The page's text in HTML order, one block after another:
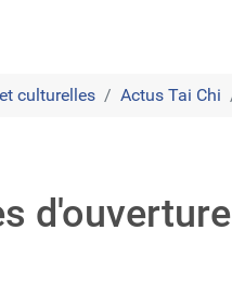
culturelles Actus Tai Chi
d'ouverture